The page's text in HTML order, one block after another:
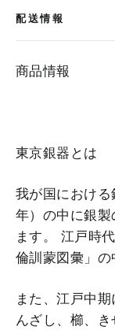
配送情報
商品情報
東京銀器とは
我が国におけ
年）の中に銀
ます。 江戸時
倫訓蒙図彙」の
また、江戸中
んざし、櫛、